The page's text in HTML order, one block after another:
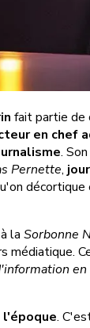
fait partie de
en chef
.
Pernette,
à la Sorbonne
médiatique.
l'époque.